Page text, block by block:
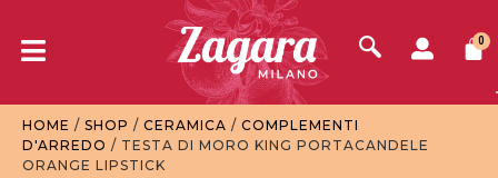
0
HOME / SHOP / CERAMICA / COMPLEMENTI
D'ARREDO / TESTA DI MORO KING PORTACANDELE
ORANGE LIPSTICK